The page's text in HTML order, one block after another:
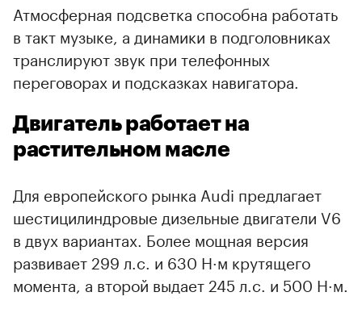
Атмосферная подсветка способна работать
в такт музыке, а динамики в подголовниках
транслируют звук при телефонных
переговорах и подсказках навигатора.
Двигатель работает на
растительном масле
Для европейского рынка Audi предлагает
шестицилиндровые дизельные двигатели V6
в двух вариантах. Более мощная версия
развивает 299 л.с. и 630 Н·м крутящего
момента, а второй выдает 245 л.с. и 500 Н·м.